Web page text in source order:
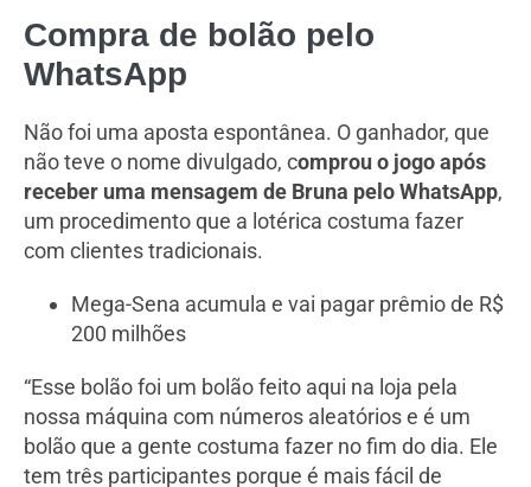
Compra de bolão pelo
WhatsApp
Não foi uma aposta espontânea. O ganhador, que
não teve o nome divulgado, comprou o jogo após
receber uma mensagem de Bruna pelo WhatsApp,
um procedimento que a lotérica costuma fazer
com clientes tradicionais.
Mega-Sena acumula e vai pagar prêmio de R$
200 milhões
“Esse bolão foi um bolão feito aqui na loja pela
nossa máquina com números aleatórios e é um
bolão que a gente costuma fazer no fim do dia. Ele
tem três participantes porque é mais fácil de